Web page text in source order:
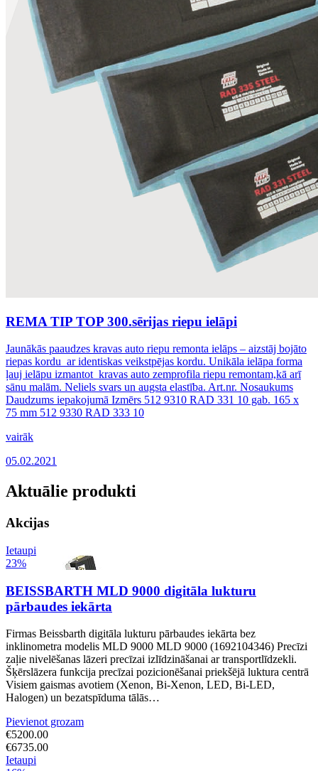
REMA TIP TOP 300.sērijas riepu ielāpi
Jaunākās paaudzes kravas auto riepu remonta ielāps – aizstāj bojāto
riepas kordu ar identiskas veikstpējas kordu. Unikāla ielāpa forma
ļauj ielāpu izmantot kravas auto zemprofila riepu remontam,kā arī
sānu malām. Neliels svars un augsta elastība. Art.nr. Nosaukums
Daudzums iepakojumā Izmērs 512 9310 RAD 331 10 gab. 165 x
75 mm 512 9330 RAD 333 10
vairāk
05.02.2021
Aktuālie produkti
Akcijas
Ietaupi
23%
BEISSBARTH MLD 9000 digitāla lukturu
pārbaudes iekārta
Firmas Beissbarth digitāla lukturu pārbaudes iekārta bez
inklinometra modelis MLD 9000 MLD 9000 (1692104346) Precīzi
zaļie nivelēšanas lāzeri precīzai izlīdzināšanai ar transportlīdzekli.
Šķērslāzera funkcija precīzai pozicionēšanai priekšējā luktura centrā
Visiem gaismas avotiem (Xenon, Bi-Xenon, LED, Bi-LED,
Halogen) un bezatspīduma tālās…
Pievienot grozam
€5200.00
€6735.00
Ietaupi